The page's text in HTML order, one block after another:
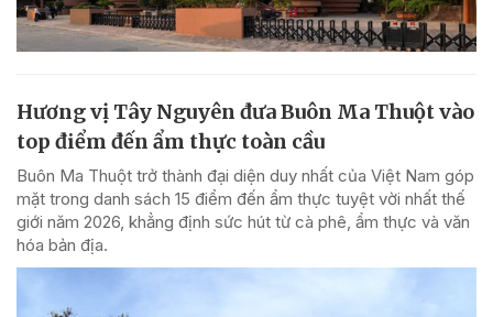
Hương vị Tây Nguyên đưa Buôn Ma Thuột vào
top điểm đến ẩm thực toàn cầu
Buôn Ma Thuột trở thành đại diện duy nhất của Việt Nam góp
mặt trong danh sách 15 điểm đến ẩm thực tuyệt vời nhất thế
giới năm 2026, khẳng định sức hút từ cà phê, ẩm thực và văn
hóa bản địa.